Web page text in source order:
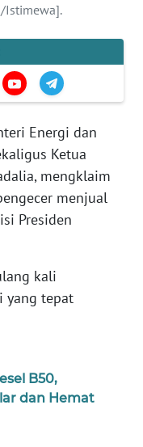
Istimewa].
Energi dan
Ketua
mengklaim
menjual
Presiden
kali
yang tepat
B50,
dan Hemat